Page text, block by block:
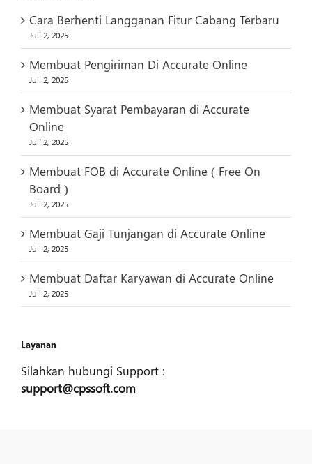
Cara Berhenti Langganan Fitur Cabang Terbaru
Juli 2, 2025
Membuat Pengiriman Di Accurate Online
Juli 2, 2025
Membuat Syarat Pembayaran di Accurate
Online
Juli 2, 2025
Membuat FOB di Accurate Online ( Free On
Board )
Juli 2, 2025
Membuat Gaji Tunjangan di Accurate Online
Juli 2, 2025
Membuat Daftar Karyawan di Accurate Online
Juli 2, 2025
Layanan
Silahkan hubungi Support :
support@cpssoft.com